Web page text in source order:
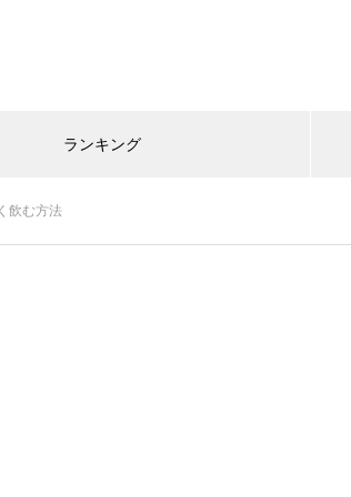
ランキング
飲む方法